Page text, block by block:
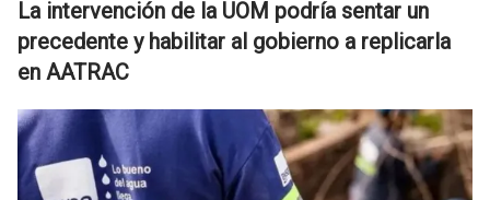
La intervención de la UOM podría sentar un
precedente y habilitar al gobierno a replicarla
en AATRAC